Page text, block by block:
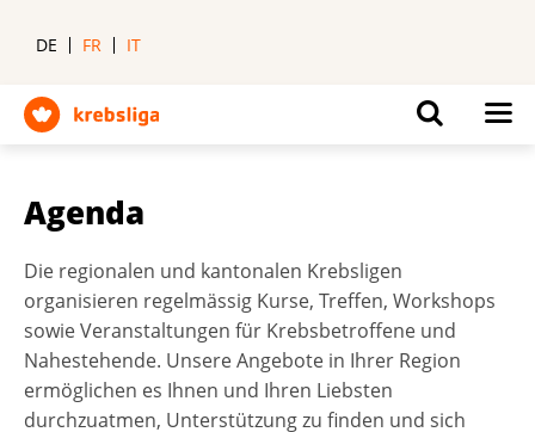
DE FR IT
Agenda
Die regionalen und kantonalen Krebsligen
organisieren regelmässig Kurse, Treffen, Workshops
sowie Veranstaltungen für Krebsbetroffene und
Nahestehende. Unsere Angebote in Ihrer Region
ermöglichen es Ihnen und Ihren Liebsten
durchzuatmen, Unterstützung zu finden und sich